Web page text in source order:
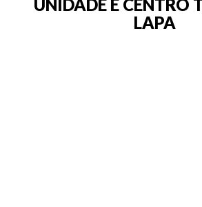
UNIDADE E CENTRO
LAPA